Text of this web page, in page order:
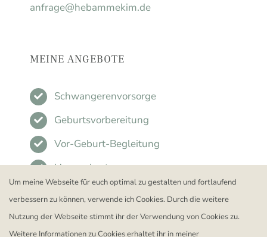
anfrage@hebammekim.de
MEINE ANGEBOTE
Schwangerenvorsorge
Geburtsvorbereitung
Vor-Geburt-Begleitung
Hausgeburt
Rückbildung und Sport
Fachkräfte-Trainings
Um meine Webseite für euch optimal zu gestalten und fortlaufend
verbessern zu können, verwende ich Cookies. Durch die weitere
Nutzung der Webseite stimmt ihr der Verwendung von Cookies zu.
Weitere Informationen zu Cookies erhaltet ihr in meiner